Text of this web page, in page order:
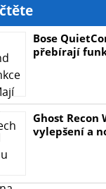
Bose
přebírají
Ghost Recon
vylepšení a